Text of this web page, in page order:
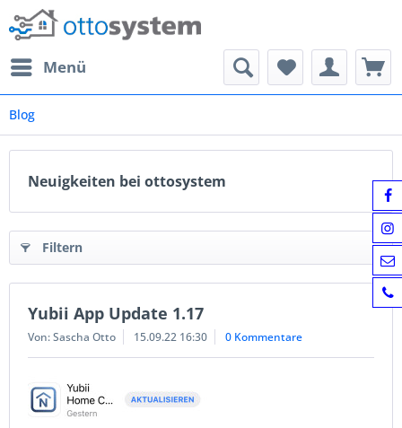
Menü
Blog
Neuigkeiten bei ottosystem
Filtern
Yubii App Update 1.17
Von: Sascha Otto 15.09.22 16:30 0 Kommentare